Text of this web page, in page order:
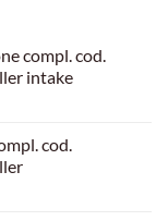
compl. cod.
intake
cod.